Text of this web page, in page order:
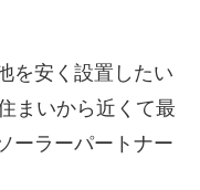
を安く設置したい
まいから近くて最
ーラーパートナー